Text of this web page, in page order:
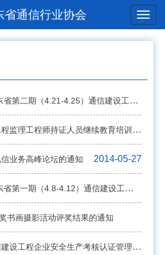
省通信行业协会
4.25）通信建设工程概预算人员资格考试成绩的通知
2014-06-05
理工程师持证人员继续教育培训的通知
2014-05-28
业务高峰论坛的通知 2014-05-27
4.12）通信建设工程概预算人员资格考试成绩的通知
2014-05-22
书画摄影活动评奖结果的通知
2014-05-06
企业安全生产考核认证管理办法》（试行）的通知